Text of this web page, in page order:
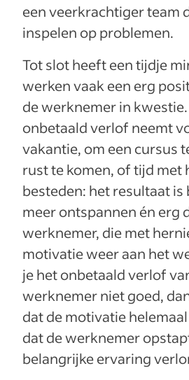
een veerkrachtiger team
inspelen op problemen.
Tot slot heeft een tijdje
werken vaak een erg
de werknemer in
onbetaald verlof neemt
vakantie, om een cursus
rust te komen, of tijd met
besteden: het resultaat is
meer ontspannen én erg
werknemer, die met
motivatie weer aan het
je het onbetaald verlof
werknemer niet goed,
dat de motivatie
dat de werknemer
belangrijke ervaring